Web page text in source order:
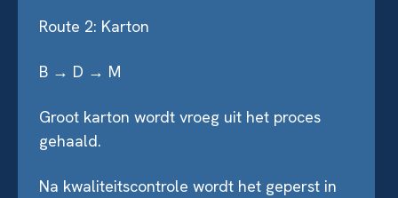
Route 2: Karton
B → D → M
Groot karton wordt vroeg uit het proces
gehaald.
Na kwaliteitscontrole wordt het geperst in